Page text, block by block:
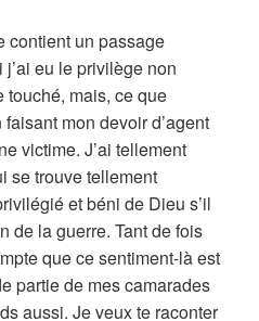
contient un passage
j’ai eu le privilège non
touché, mais, ce que
faisant mon devoir d’agent
victime. J’ai tellement
se trouve tellement
et béni de Dieu s’il
de la guerre. Tant de fois
que ce sentiment-là est
partie de mes camarades
aussi. Je veux te raconter